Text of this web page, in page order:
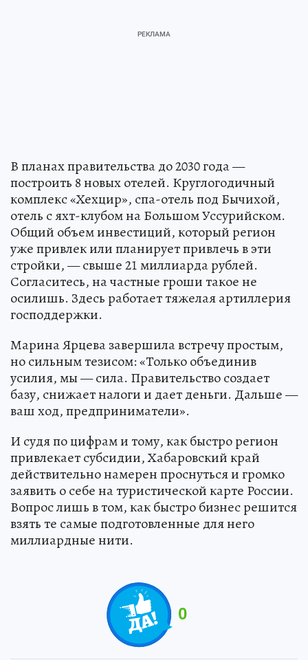
В планах правительства до 2030 года —
построить 8 новых отелей. Круглогодичный
комплекс «Хехцир», спа-отель под Бычихой,
отель с яхт-клубом на Большом Уссурийском.
Общий объем инвестиций, который регион
уже привлек или планирует привлечь в эти
стройки, — свыше 21 миллиарда рублей.
Согласитесь, на частные гроши такое не
осилишь. Здесь работает тяжелая артиллерия
господдержки.
Марина Ярцева завершила встречу простым,
но сильным тезисом: «Только объединив
усилия, мы — сила. Правительство создает
базу, снижает налоги и дает деньги. Дальше —
ваш ход, предприниматели».
И судя по цифрам и тому, как быстро регион
привлекает субсидии, Хабаровский край
действительно намерен проснуться и громко
заявить о себе на туристической карте России.
Вопрос лишь в том, как быстро бизнес решится
взять те самые подготовленные для него
миллиардные нити.
0